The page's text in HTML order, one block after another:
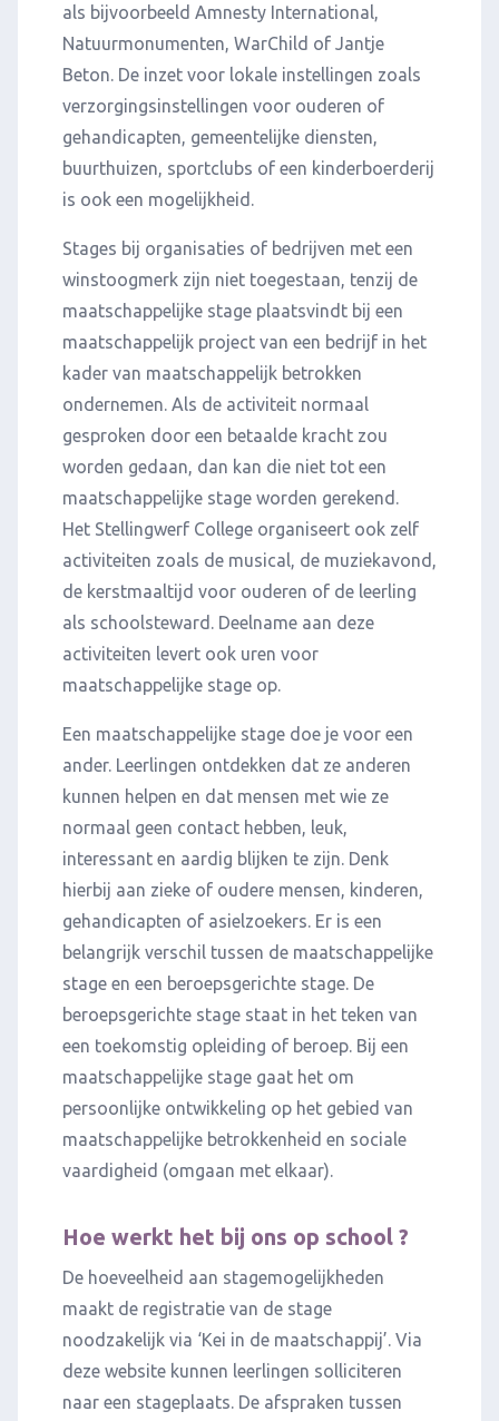
als bijvoorbeeld Amnesty International,
Natuurmonumenten, WarChild of Jantje
Beton. De inzet voor lokale instellingen zoals
verzorgingsinstellingen voor ouderen of
gehandicapten, gemeentelijke diensten,
buurthuizen, sportclubs of een kinderboerderij
is ook een mogelijkheid.
Stages bij organisaties of bedrijven met een
winstoogmerk zijn niet toegestaan, tenzij de
maatschappelijke stage plaatsvindt bij een
maatschappelijk project van een bedrijf in het
kader van maatschappelijk betrokken
ondernemen. Als de activiteit normaal
gesproken door een betaalde kracht zou
worden gedaan, dan kan die niet tot een
maatschappelijke stage worden gerekend.
Het Stellingwerf College organiseert ook zelf
activiteiten zoals de musical, de muziekavond,
de kerstmaaltijd voor ouderen of de leerling
als schoolsteward. Deelname aan deze
activiteiten levert ook uren voor
maatschappelijke stage op.
Een maatschappelijke stage doe je voor een
ander. Leerlingen ontdekken dat ze anderen
kunnen helpen en dat mensen met wie ze
normaal geen contact hebben, leuk,
interessant en aardig blijken te zijn. Denk
hierbij aan zieke of oudere mensen, kinderen,
gehandicapten of asielzoekers. Er is een
belangrijk verschil tussen de maatschappelijke
stage en een beroepsgerichte stage. De
beroepsgerichte stage staat in het teken van
een toekomstig opleiding of beroep. Bij een
maatschappelijke stage gaat het om
persoonlijke ontwikkeling op het gebied van
maatschappelijke betrokkenheid en sociale
vaardigheid (omgaan met elkaar).
Hoe werkt het bij ons op school ?
De hoeveelheid aan stagemogelijkheden
maakt de registratie van de stage
noodzakelijk via ‘Kei in de maatschappij’. Via
deze website kunnen leerlingen solliciteren
naar een stageplaats. De afspraken tussen